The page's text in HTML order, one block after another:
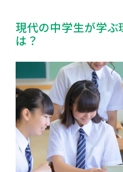
現代の中学生が学ぶ
は？